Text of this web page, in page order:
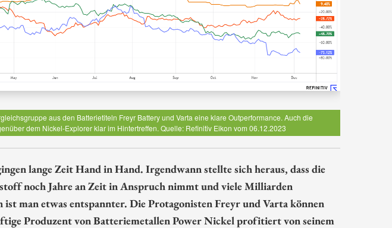
aus den Batterietiteln Freyr Battery und Varta eine klare Outperformance. Auch die
dem Nickel-Explorer klar im Hintertreffen. Quelle: Refinitiv Eikon vom 06.12.2023
lange Zeit Hand in Hand. Irgendwann stellte sich heraus, dass die
noch Jahre an Zeit in Anspruch nimmt und viele Milliarden
man etwas entspannter. Die Protagonisten Freyr und Varta können
Produzent von Batteriemetallen Power Nickel profitiert von seinem